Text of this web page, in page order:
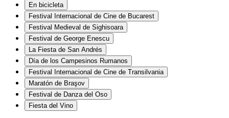
En bicicleta
Festival Internacional de Cine de Bucarest
Festival Medieval de Sighisoara
Festival de George Enescu
La Fiesta de San Andrés
Día de los Campesinos Rumanos
Festival Internacional de Cine de Transilvania
Maratón de Braşov
Festival de Danza del Oso
Fiesta del Vino